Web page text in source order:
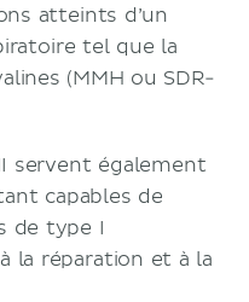
atteints d’un
tel que la
(MMH ou SDR-
servent également
capables de
de type I
la réparation et à la